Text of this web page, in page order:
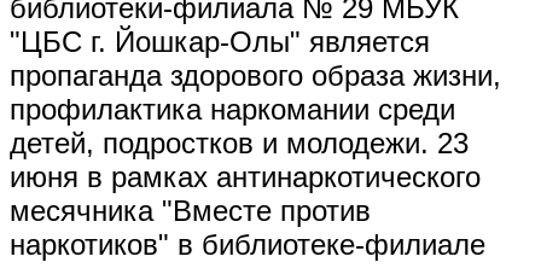
библиотеки-филиала № 29 МБУК
"ЦБС г. Йошкар-Олы" является
пропаганда здорового образа жизни,
профилактика наркомании среди
детей, подростков и молодежи. 23
июня в рамках антинаркотического
месячника "Вместе против
наркотиков" в библиотеке-филиале